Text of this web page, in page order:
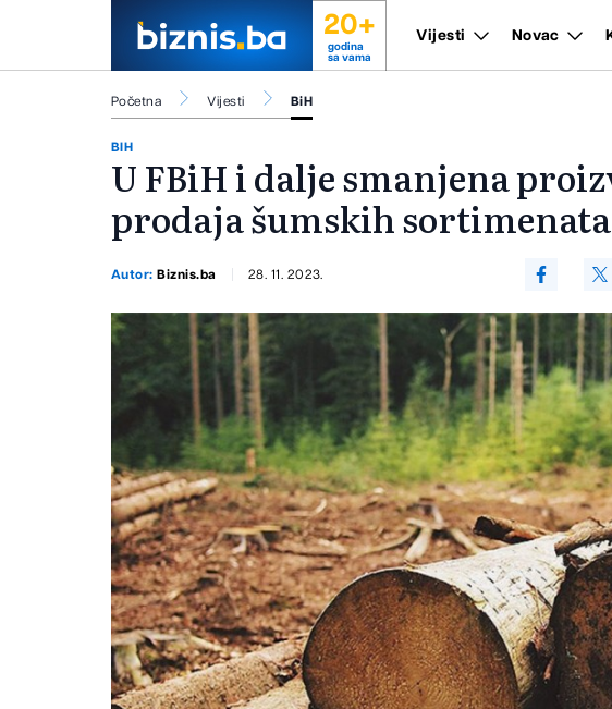
20+
godina
sa vama
Vijesti Novac
Početna Vijesti BiH
BIH
U FBiH i dalje smanjena
prodaja šumskih sortimenata
Autor:Biznis.ba 28. 11. 2023.